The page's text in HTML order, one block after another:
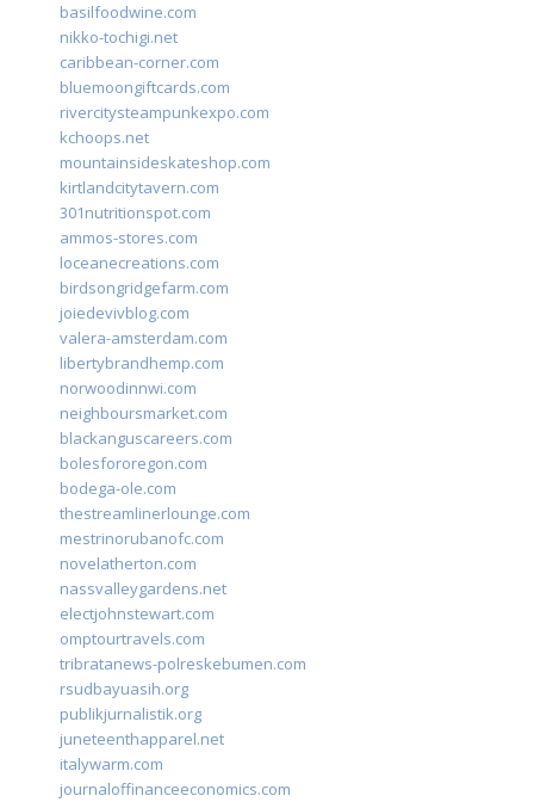
basilfoodwine.com
nikko-tochigi.net
caribbean-corner.com
bluemoongiftcards.com
rivercitysteampunkexpo.com
kchoops.net
mountainsideskateshop.com
kirtlandcitytavern.com
301nutritionspot.com
ammos-stores.com
loceanecreations.com
birdsongridgefarm.com
joiedevivblog.com
valera-amsterdam.com
libertybrandhemp.com
norwoodinnwi.com
neighboursmarket.com
blackanguscareers.com
bolesfororegon.com
bodega-ole.com
thestreamlinerlounge.com
mestrinorubanofc.com
novelatherton.com
nassvalleygardens.net
electjohnstewart.com
omptourtravels.com
tribratanews-polreskebumen.com
rsudbayuasih.org
publikjurnalistik.org
juneteenthapparel.net
italywarm.com
journaloffinanceeconomics.com